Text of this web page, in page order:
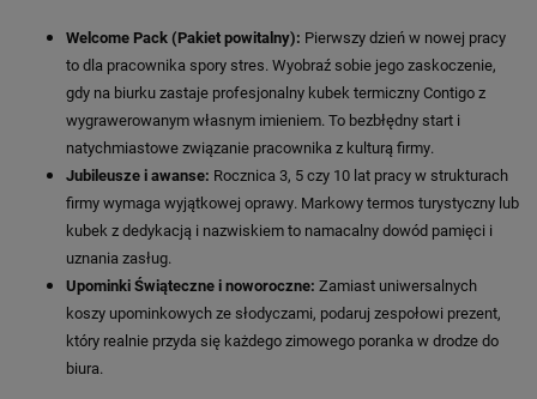
Welcome Pack (Pakiet powitalny): Pierwszy dzień w nowej pracy
to dla pracownika spory stres. Wyobraź sobie jego zaskoczenie,
gdy na biurku zastaje profesjonalny kubek termiczny Contigo z
wygrawerowanym własnym imieniem. To bezbłędny start i
natychmiastowe związanie pracownika z kulturą firmy.
Jubileusze i awanse: Rocznica 3, 5 czy 10 lat pracy w strukturach
firmy wymaga wyjątkowej oprawy. Markowy termos turystyczny lub
kubek z dedykacją i nazwiskiem to namacalny dowód pamięci i
uznania zasług.
Upominki Świąteczne i noworoczne: Zamiast uniwersalnych
koszy upominkowych ze słodyczami, podaruj zespołowi prezent,
który realnie przyda się każdego zimowego poranka w drodze do
biura.